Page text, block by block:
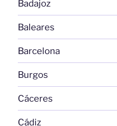
Badajoz
Baleares
Barcelona
Burgos
Cáceres
Cádiz